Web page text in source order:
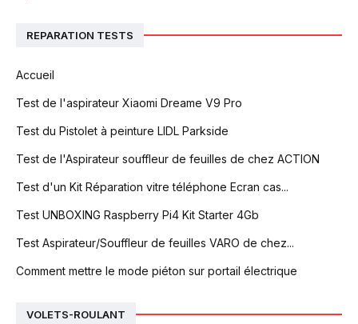
REPARATION TESTS
Accueil
Test de l'aspirateur Xiaomi Dreame V9 Pro
Test du Pistolet à peinture LIDL Parkside
Test de l'Aspirateur souffleur de feuilles de chez ACTION
Test d'un Kit Réparation vitre téléphone Ecran cas...
Test UNBOXING Raspberry Pi4 Kit Starter 4Gb
Test Aspirateur/Souffleur de feuilles VARO de chez...
Comment mettre le mode piéton sur portail électrique
VOLETS-ROULANT